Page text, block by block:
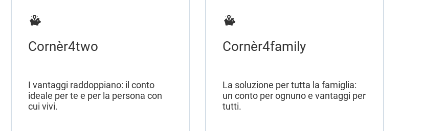
Cornèr4two
I vantaggi raddoppiano: il conto
ideale per te e per la persona con
cui vivi.
Cornèr4family
La soluzione per tutta la famiglia:
un conto per ognuno e vantaggi per
tutti.